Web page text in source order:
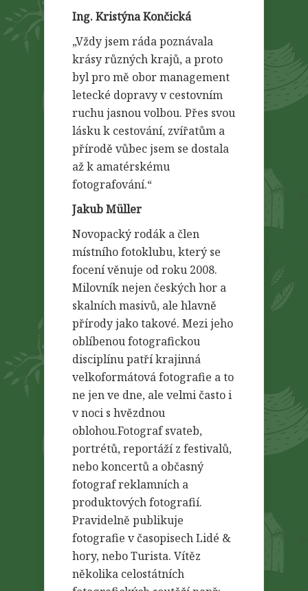
Ing. Kristýna Končická
„Vždy jsem ráda poznávala
krásy různých krajů, a proto
byl pro mě obor management
letecké dopravy v cestovním
ruchu jasnou volbou. Přes svou
lásku k cestování, zvířatům a
přírodě vůbec jsem se dostala
až k amatérskému
fotografování.“
Jakub Müller
Novopacký rodák a člen
místního fotoklubu, který se
focení věnuje od roku 2008.
Milovník nejen českých hor a
skalních masivů, ale hlavně
přírody jako takové. Mezi jeho
oblíbenou fotografickou
disciplínu patří krajinná
velkoformátová fotografie a to
ne jen ve dne, ale velmi často i
v noci s hvězdnou
oblohou.Fotograf svateb,
portrétů, reportáží z festivalů,
nebo koncertů a občasný
fotograf reklamních a
produktových fotografií.
Pravidelně publikuje
fotografie v časopisech Lidé &
hory, nebo Turista. Vítěz
několika celostátních